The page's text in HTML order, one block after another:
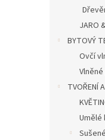
JARO
BYTOVÝ
Ovčí
TVOŘENÍ